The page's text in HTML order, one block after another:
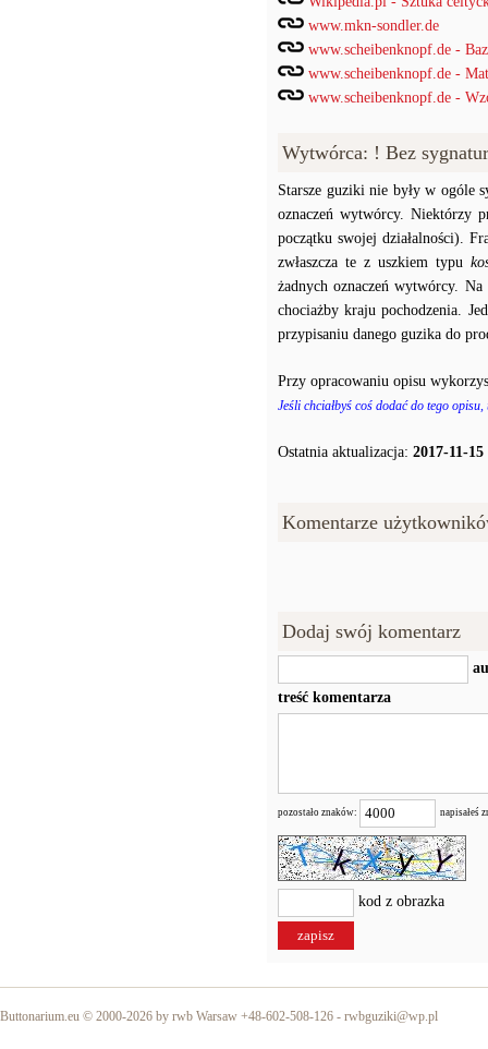
www.mkn-sondler.de
www.scheibenknopf.de -
www.scheibenknopf.de -
www.scheibenknopf.de -
Wytwórca: ! Bez
Starsze guziki nie były w ogóle
oznaczeń wytwórcy. Niektórzy
początku swojej działalności).
zwłaszcza te z uszkiem typu
żadnych oznaczeń wytwórcy.
chociażby kraju pochodzenia.
przypisaniu danego guzika do
Przy opracowaniu opisu
Jeśli chciałbyś coś dodać do tego
Ostatnia aktualizacja: 2017-11-15
Komentarze
Dodaj swój komentarz
treść komentarza
pozostało znaków: napisałeś
kod z obrazka
Buttonarium.eu © 2000-2026 by rwb Warsaw +48-602-508-126 - rwbguziki@wp.pl